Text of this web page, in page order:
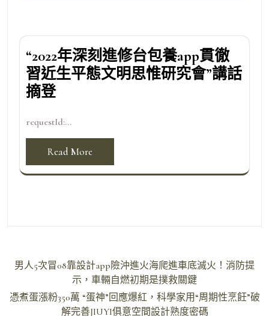
“2022年深刻進修台包養app貫徹
習近生平態文明思惟研究會”講話
摘登
requestId:...
Read More
文
導
男人5次冒08靠設計app險沖進火海爬進車底滅火！消防提
示，車輛自燃初期是撲救關鍵
憑煮蛋漲粉350萬 “蛋神”回應爆紅，科學家用“周期性烹飪”破
解完善JIUYI俱意空間設計熟度密碼